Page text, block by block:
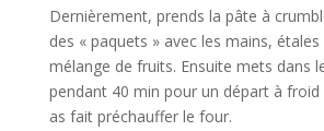
Dernièrement, prends la pâte à
des « paquets » avec les mains, étales
mélange de fruits. Ensuite mets dans
pendant 40 min pour un départ à
as fait préchauffer le four.